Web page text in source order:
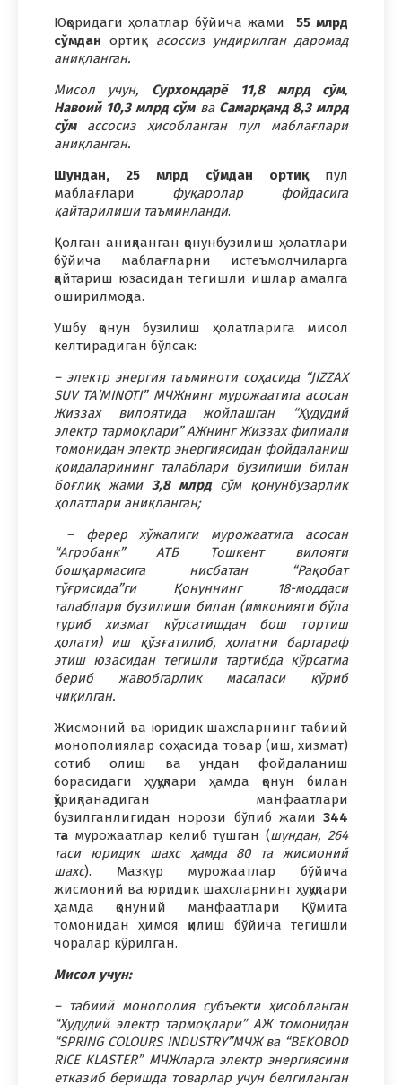
Юқоридаги ҳолатлар бўйича жами 55 млрд
сўмдан ортиқ асоссиз ундирилган даромад
аниқланган.
Мисол учун, Сурхондарё 11,8 млрд сўм,
Навоий 10,3 млрд сўмва Самарқанд 8,3 млрд
сўмассосиз ҳисобланган пул маблағлари
аниқланган.
Шундан, 25 млрд сўмдан ортиқпул
маблағлари фуқаролар фойдасига
қайтарилиши таъминланди.
Қолган аниқланган қонунбузилиш ҳолатлари
бўйича маблағларни истеъмолчиларга
қайтариш юзасидан тегишли ишлар амалга
оширилмоқда.
Ушбу қонун бузилиш ҳолатларига мисол
келтирадиган бўлсак:
– электр энергия таъминоти соҳасида “JIZZAX
SUV TA’MINOTI” МЧЖнинг мурожаатига асосан
Жиззах вилоятида жойлашган “Ҳудудий
электр тармоқлари” АЖнинг Жиззах филиали
томонидан электр энергиясидан фойдаланиш
қоидаларининг талаблари бузилиши билан
боғлиқ жами 3,8 млрдсўм қонунбузарлик
ҳолатлари аниқланган;
– ферер хўжалиги мурожаатига асосан
“Агробанк” АТБ Тошкент вилояти
бошқармасига нисбатан “Рақобат
тўғрисида”ги Қонуннинг 18-моддаси
талаблари бузилиши билан (имконияти бўла
туриб хизмат кўрсатишдан бош тортиш
ҳолати) иш қўзғатилиб, ҳолатни бартараф
этиш юзасидан тегишли тартибда кўрсатма
бериб жавобгарлик масаласи кўриб
чиқилган.
Жисмоний ва юридик шахсларнинг табиий
монополиялар соҳасида товар (иш, хизмат)
сотиб олиш ва ундан фойдаланиш
борасидаги ҳуқуқлари ҳамда қонун билан
қўриқланадиган манфаатлари
бузилганлигидан норози бўлиб жами 344
та мурожаатлар келиб тушган (шундан, 264
таси юридик шахс ҳамда 80 та жисмоний
шахс). Мазкур мурожаатлар бўйича
жисмоний ва юридик шахсларнинг ҳуқуқлари
ҳамда қонуний манфаатлари Қўмита
томонидан ҳимоя қилиш бўйича тегишли
чоралар кўрилган.
Мисол учун:
– табиий монополия субъекти ҳисобланган
“Ҳудудий электр тармоқлари” АЖ томонидан
“SPRING COLOURS INDUSTRY”МЧЖ ва “BEKOBOD
RICE KLASTER” МЧЖларга электр энергиясини
етказиб беришда товарлар учун белгиланган